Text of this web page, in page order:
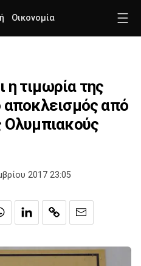
Οικονομία
η τιμωρία της
από
Ολυμπιακούς
2017 23:05